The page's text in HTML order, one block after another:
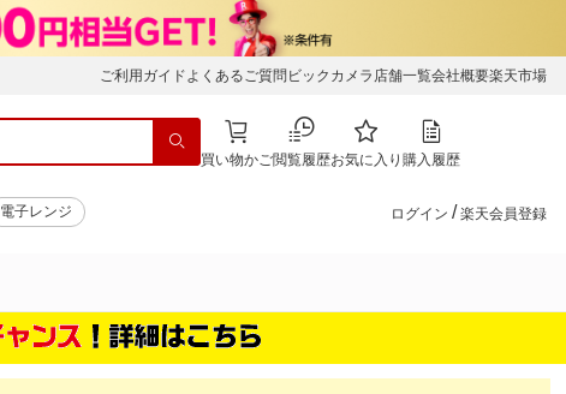
ご利用ガイド よくあるご質問 ビックカメラ店舗一覧会社概要楽天市場
買い物かご閲覧履歴お気に入り 購入履歴
電子レンジ ログイン / 楽天会員登録